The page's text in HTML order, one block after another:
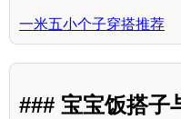
一米五小个子穿搭推荐
### 宝宝饭搭子